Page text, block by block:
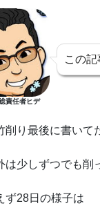
責任者ヒデ
この記
り最後に書いて
は少しずつでも削
ず28日の様子は